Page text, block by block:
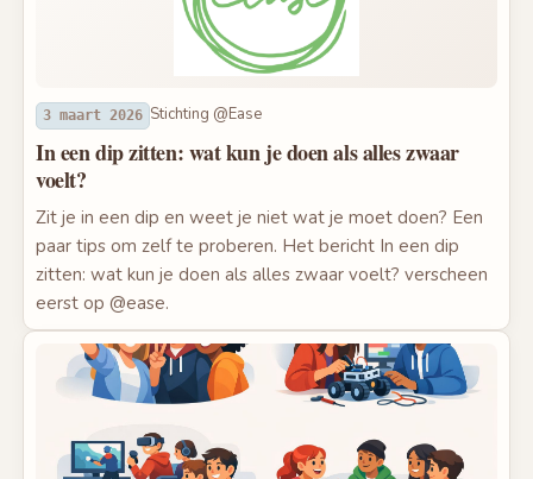
3 maart 2026 Stichting @Ease
In een dip zitten: wat kun je doen als alles zwaar
voelt?
Zit je in een dip en weet je niet wat je moet doen? Een
paar tips om zelf te proberen. Het bericht In een dip
zitten: wat kun je doen als alles zwaar voelt? verscheen
eerst op @ease.